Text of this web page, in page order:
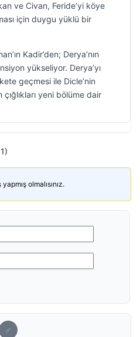
ve Civan, Feride’yi köye
için duygu yüklü bir
Kadir’den; Derya’nın
yükseliyor. Derya’yı
geçmesi ile Dicle’nin
yeni bölüme dair
olmalısınız.